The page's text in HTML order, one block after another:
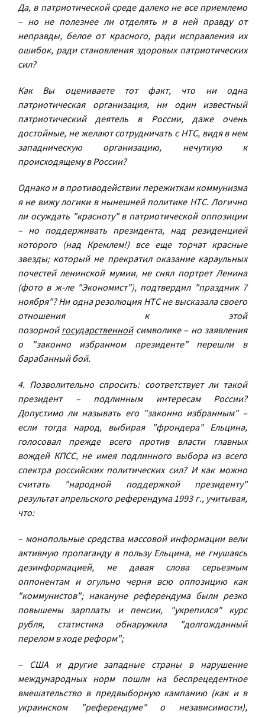
Да, в патриотической среде далеко не все приемлемо
– но не полезнее ли отделять и в ней правду от
неправды, белое от красного, ради исправления их
ошибок, ради становления здоровых патриотических
сил?
Как Вы оцениваете тот факт, что ни одна
патриотическая организация, ни один известный
патриотический деятель в России, даже очень
достойные, не желают сотрудничать с НТС, видя в нем
западническую организацию, нечуткую к
происходящему в России?
Однако и в противодействии пережиткам коммунизма
я не вижу логики в нынешней политике НТС. Логично
ли осуждать "красноту" в патриотической оппозиции
– но поддерживать президента, над резиденцией
которого (над Кремлем!) все еще торчат красные
звезды; который не прекратил оказание караульных
почестей ленинской мумии, не снял портрет Ленина
(фото в ж-ле "Экономист"), подтвердил "праздник 7
ноября"? Ни одна резолюция НТС не высказала своего
отношения к этой
позорной государственнойсимволике – но заявления
о "законно избранном президенте" перешли в
барабанный бой.
4. Позволительно спросить: соответствует ли такой
президент – подлинным интересам России?
Допустимо ли называть его "законно избранным" –
если тогда народ, выбирая "фрондера" Ельцина,
голосовал прежде всего против власти главных
вождей КПСС, не имея подлинного выбора из всего
спектра российских политических сил? И как можно
считать "народной поддержкой президенту"
результат апрельского референдума 1993 г., учитывая,
что:
– монопольные средства массовой информации вели
активную пропаганду в пользу Ельцина, не гнушаясь
дезинформацией, не давая слова серьезным
оппонентам и огульно черня всю оппозицию как
"коммунистов"; накануне референдума были резко
повышены зарплаты и пенсии, "укрепился" курс
рубля, статистика обнаружила "долгожданный
перелом в ходе реформ";
– США и другие западные страны в нарушение
международных норм пошли на беспрецедентное
вмешательство в предвыборную кампанию (как и в
украинском "референдуме" о независимости),